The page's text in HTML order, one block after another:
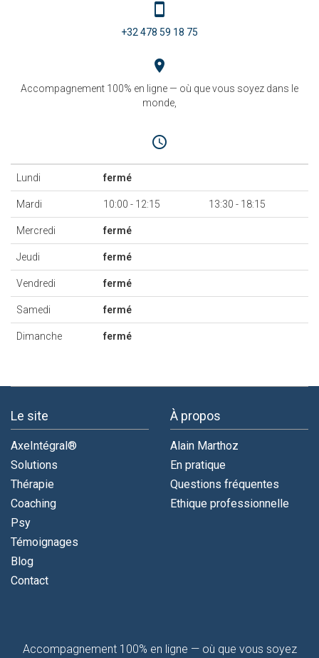
smartphone
+32 478 59 18 75
place
Accompagnement 100% en ligne — où que vous soyez dans le
monde,
access_time
Lundi fermé
Mardi 10:00 - 12:15 13:30 - 18:15
Mercredi fermé
Jeudi fermé
Vendredi fermé
Samedi fermé
Dimanche fermé
Le site
AxeIntégral®
Solutions
Thérapie
Coaching
Psy
Témoignages
Blog
Contact
À propos
Alain Marthoz
En pratique
Questions fréquentes
Ethique professionnelle
Contactez-
Accompagnement 100% en ligne — où que vous soyez